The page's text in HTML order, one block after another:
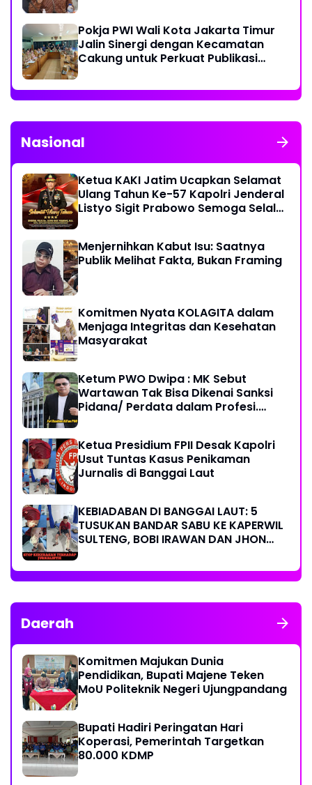
Pokja PWI Wali Kota Jakarta Timur
Jalin Sinergi dengan Kecamatan
Cakung untuk Perkuat Publikasi
Nasional
Ketua KAKI Jatim Ucapkan Selamat
Ulang Tahun Ke-57 Kapolri Jenderal
Listyo Sigit Prabowo Semoga Selalu
Menjernihkan Kabut Isu: Saatnya
Publik Melihat Fakta, Bukan Framing
Komitmen Nyata KOLAGITA dalam
Menjaga Integritas dan Kesehatan
Masyarakat
Ketum PWO Dwipa : MK Sebut
Wartawan Tak Bisa Dikenai Sanksi
Pidana/ Perdata dalam Profesi.
Ketua Presidium FPII Desak Kapolri
Usut Tuntas Kasus Penikaman
Jurnalis di Banggai Laut
KEBIADABAN DI BANGGAI LAUT: 5
TUSUKAN BANDAR SABU KE KAPERWIL
SULTENG, BOBI IRAWAN DAN JHON
KERAS KINERJA POLRI!
Daerah
Komitmen Majukan Dunia
Pendidikan, Bupati Majene Teken
MoU Politeknik Negeri Ujungpandang
Bupati Hadiri Peringatan Hari
Koperasi, Pemerintah Targetkan
80.000 KDMP